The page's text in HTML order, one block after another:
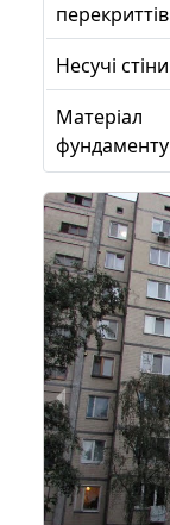
перекриттів
Несучі стіни
Матеріал
фундаменту